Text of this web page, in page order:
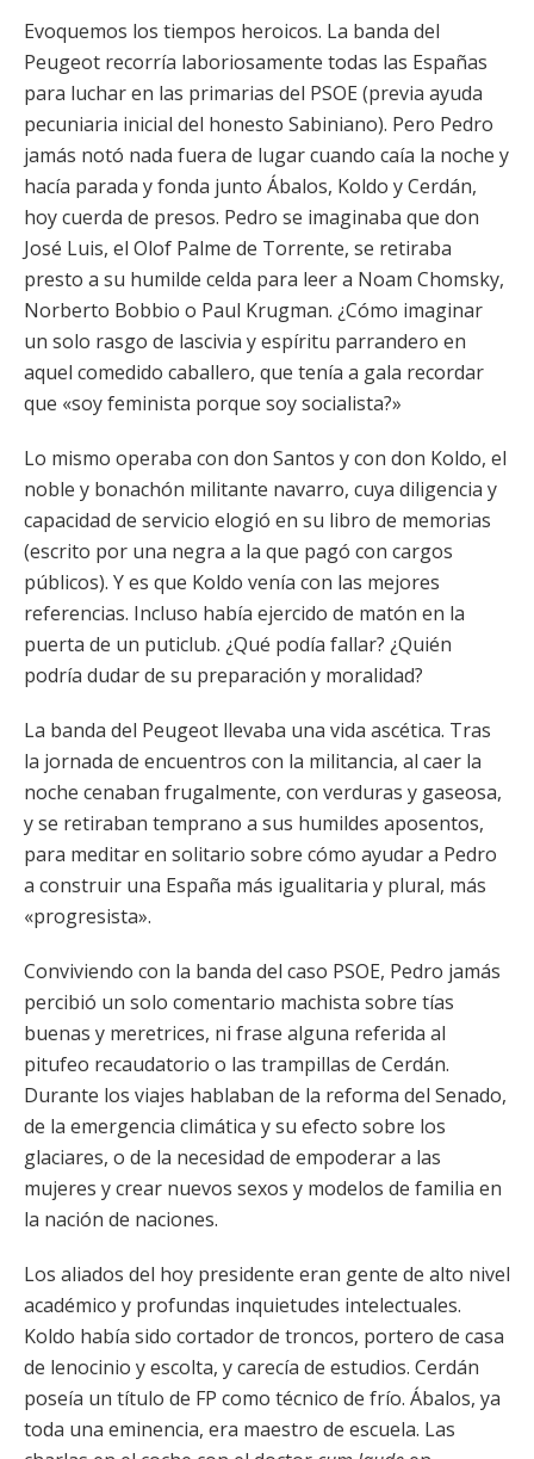
Evoquemos los tiempos heroicos. La banda del
Peugeot recorría laboriosamente todas las Españas
para luchar en las primarias del PSOE (previa ayuda
pecuniaria inicial del honesto Sabiniano). Pero Pedro
jamás notó nada fuera de lugar cuando caía la noche y
hacía parada y fonda junto Ábalos, Koldo y Cerdán,
hoy cuerda de presos. Pedro se imaginaba que don
José Luis, el Olof Palme de Torrente, se retiraba
presto a su humilde celda para leer a Noam Chomsky,
Norberto Bobbio o Paul Krugman. ¿Cómo imaginar
un solo rasgo de lascivia y espíritu parrandero en
aquel comedido caballero, que tenía a gala recordar
que «soy feminista porque soy socialista?»
Lo mismo operaba con don Santos y con don Koldo, el
noble y bonachón militante navarro, cuya diligencia y
capacidad de servicio elogió en su libro de memorias
(escrito por una negra a la que pagó con cargos
públicos). Y es que Koldo venía con las mejores
referencias. Incluso había ejercido de matón en la
puerta de un puticlub. ¿Qué podía fallar? ¿Quién
podría dudar de su preparación y moralidad?
La banda del Peugeot llevaba una vida ascética. Tras
la jornada de encuentros con la militancia, al caer la
noche cenaban frugalmente, con verduras y gaseosa,
y se retiraban temprano a sus humildes aposentos,
para meditar en solitario sobre cómo ayudar a Pedro
a construir una España más igualitaria y plural, más
«progresista».
Conviviendo con la banda del caso PSOE, Pedro jamás
percibió un solo comentario machista sobre tías
buenas y meretrices, ni frase alguna referida al
pitufeo recaudatorio o las trampillas de Cerdán.
Durante los viajes hablaban de la reforma del Senado,
de la emergencia climática y su efecto sobre los
glaciares, o de la necesidad de empoderar a las
mujeres y crear nuevos sexos y modelos de familia en
la nación de naciones.
Los aliados del hoy presidente eran gente de alto nivel
académico y profundas inquietudes intelectuales.
Koldo había sido cortador de troncos, portero de casa
de lenocinio y escolta, y carecía de estudios. Cerdán
poseía un título de FP como técnico de frío. Ábalos, ya
toda una eminencia, era maestro de escuela. Las